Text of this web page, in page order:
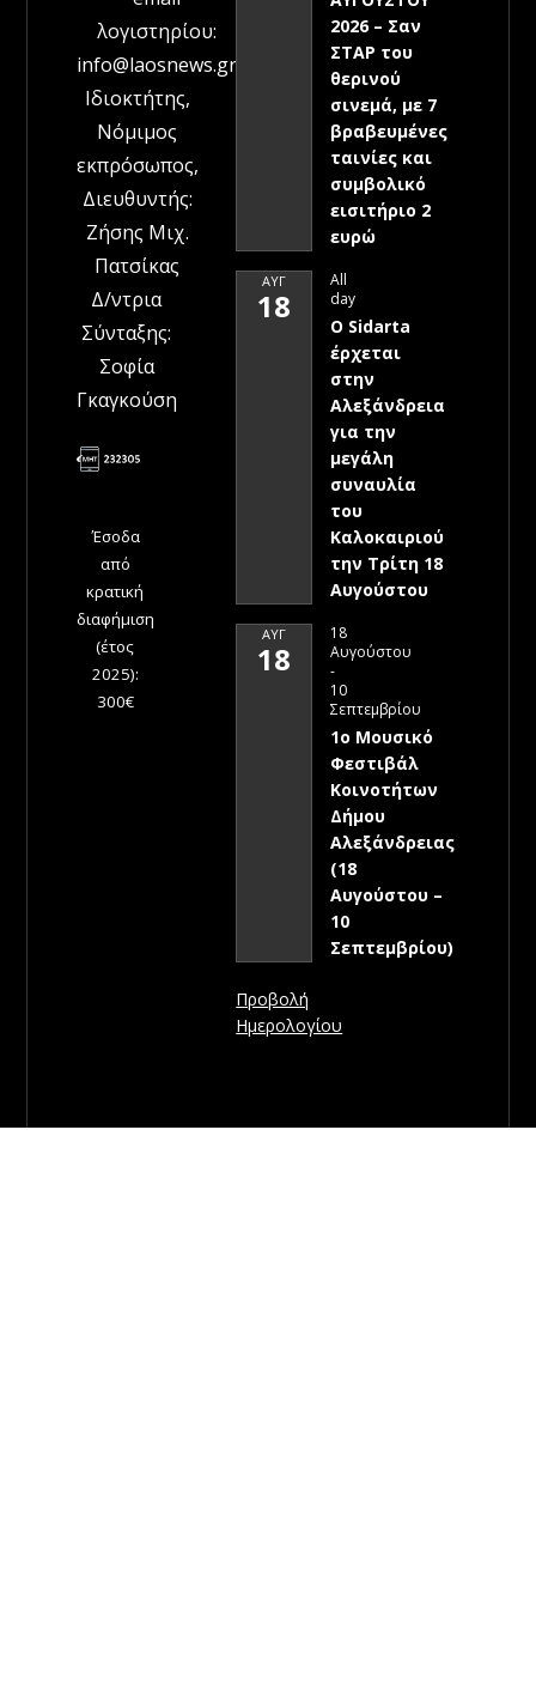
λογιστηρίου:
info@laosnews.gr
Ιδιοκτήτης,
Νόμιμος
εκπρόσωπος,
Διευθυντής:
Ζήσης Μιχ.
Πατσίκας
Δ/ντρια
Σύνταξης:
Σοφία
Γκαγκούση
Έσοδα
από
κρατική
διαφήμιση
(έτος
2025):
300€
2026 – Σαν
ΣΤΑΡ του
θερινού
σινεμά, με 7
βραβευμένες
ταινίες και
συμβολικό
εισιτήριο 2
ευρώ
ΑΥΓ
18
All
day
Ο Sidarta
έρχεται
στην
Αλεξάνδρεια
για την
μεγάλη
συναυλία
του
Καλοκαιριού
την Τρίτη 18
Αυγούστου
ΑΥΓ
18
18
Αυγούστου
-
10
Σεπτεμβρίου
1ο Μουσικό
Φεστιβάλ
Κοινοτήτων
Δήμου
Αλεξάνδρειας
(18
Αυγούστου –
10
Σεπτεμβρίου)